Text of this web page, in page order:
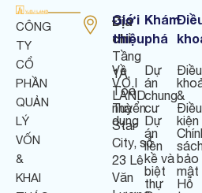
CÔNG
TY
CỔ
PHẦN
QUẢN
LÝ
VỐN
&
KHAI
Địa
chỉ:
Tầng
1A,
Tòa
nhà
Star
City, số
23 Lê
Văn
Giới
thiệu
Về
V.O.I
LAND
Tuyển
dụng
Khám
phá
Dự
án
chung
cư
Dự
án
liền
kề và
biệt
thự
Điều
&
Điều
kiện
bảo
mật
Hỗ